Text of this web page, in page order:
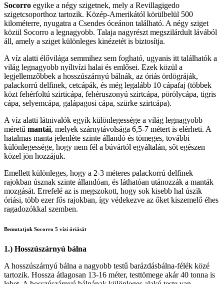
Boats
Holidays-
től
Socorro egyike a négy szigetnek, mely a Revillagigedo
szigetcsoporthoz tartozik. Közép-Amerikától körülbelül 500
kilométerre, nyugatra a Csendes óceánon található. A négy sziget
közül Socorro a legnagyobb. Talaja nagyrészt megszilárdult lávából
áll, amely a sziget különleges kinézetét is biztosítja.
A víz alatti élővilága semmihez sem fogható, ugyanis itt találhatók a
világ legnagyobb nyíltvízi halai és emlősei. Ezek közül a
legjellemzőbbek a hosszúszárnyú bálnák, az óriás ördögráják,
palackorrú delfinek, cetcápák, és még legalább 10 cápafaj (többek
közt fehérfoltú szirticápa, fehéruszonyú szirtcápa, pörölycápa, tigris
cápa, selyemcápa, galápagosi cápa, szürke szirtcápa).
A víz alatti látnivalók egyik különlegessége a világ legnagyobb
méretű mantái, melyek szárnytávolsága 6,5-7 métert is elérheti. A
hatalmas manta jelenléte szinte állandó és tömeges, további
különlegessége, hogy nem fél a búvártól egyáltalán, sőt egészen
közel jön hozzájuk.
Emellett különleges, hogy a 2-3 méteres palackorrú delfinek
rajokban úsznak szinte állandóan, és láthatóan utánozzák a manták
mozgását. Errefelé az is megszokott, hogy sok kisebb hal úszik
óriási, több ezer fős rajokban, így védekezve az őket kiszemelő éhes
ragadozókkal szemben.
Bemutatjuk Socorro 5 vízi óriását
1.) Hosszúszárnyú bálna
A hosszúszárnyú bálna a nagyobb testű barázdásbálna-félék közé
tartozik. Hossza átlagosan 13-16 méter, testtömege akár 40 tonna is